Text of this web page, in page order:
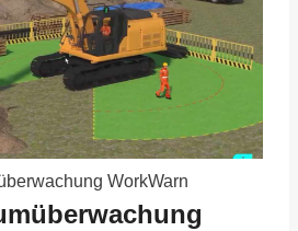
WorkWarn